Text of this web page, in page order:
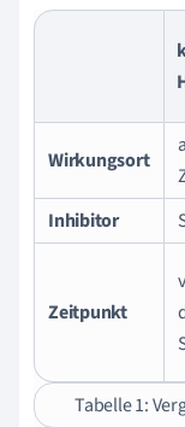
Wirkungsort
Inhibitor
Zeitpunkt
Tabelle 1: